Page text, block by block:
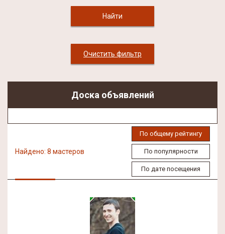
Очистить фильтр
Доска объявлений
Найдено: 8 мастеров
По общему рейтингу
По популярности
По дате посещения